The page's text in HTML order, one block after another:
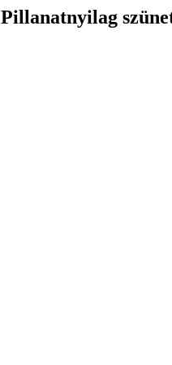
Pillanatnyilag